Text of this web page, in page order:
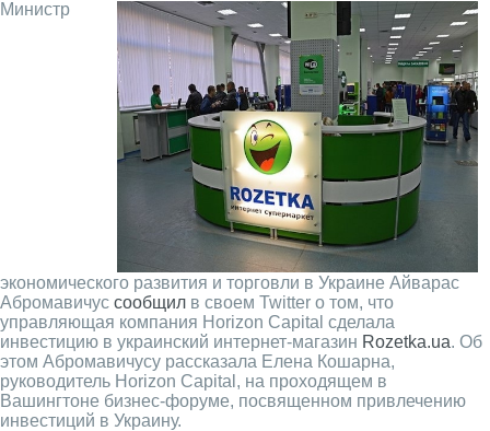
Министр
экономического развития и торговли в Украине Айварас
Абромавичус сообщил в своем Twitter о том, что
управляющая компания Horizon Capital сделала
инвестицию в украинский интернет-магазин Rozetka.ua. Об
этом Абромавичусу рассказала Елена Кошарна,
руководитель Horizon Capital, на проходящем в
Вашингтоне бизнес-форуме, посвященном привлечению
инвестиций в Украину.